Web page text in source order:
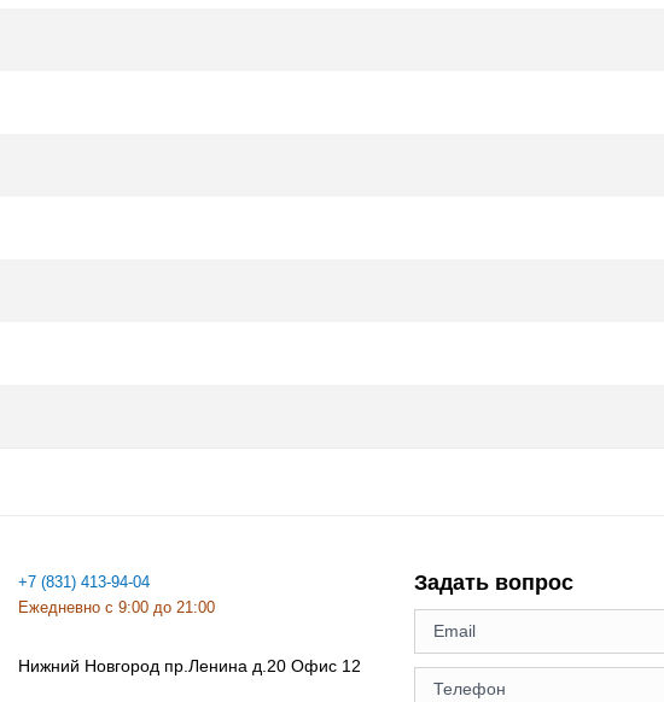
+7 (831) 413-94-04
Ежедневно с 9:00 до 21:00
Нижний Новгород пр.Ленина д.20 Офис 12
Задать вопрос